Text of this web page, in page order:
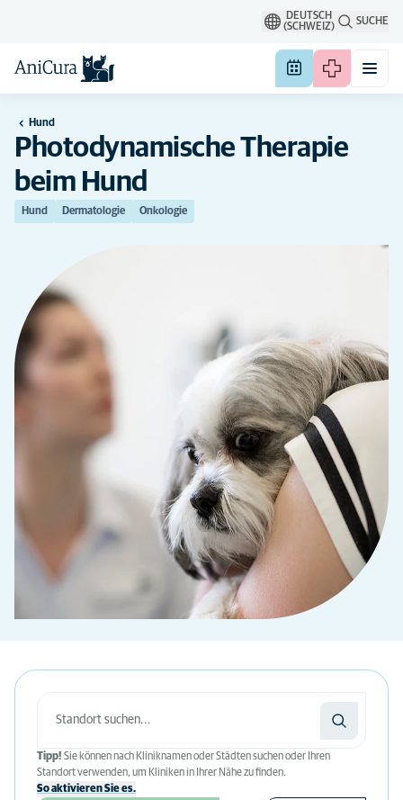
DEUTSCH
(SCHWEIZ)
SUCHE
Hund
Photodynamische Therapie
beim Hund
Hund Dermatologie Onkologie
Tipp! Sie können nach Kliniknamen oder Städten suchen oder Ihren
Standort verwenden, um Kliniken in Ihrer Nähe zu finden.
So aktivieren Sie es.